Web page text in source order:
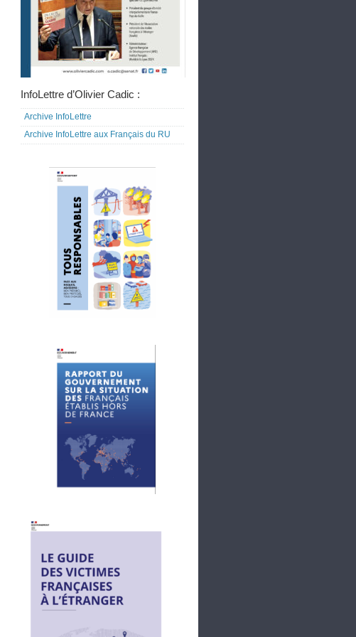
InfoLettre d’Olivier Cadic :
Archive InfoLettre
Archive InfoLettre aux Français du RU